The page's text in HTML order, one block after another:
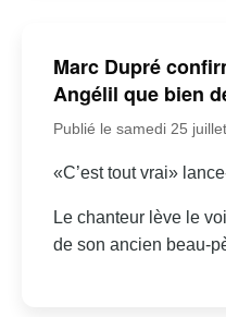
Marc Dupré
Angélil que bien
Publié le samedi 25
«C’est tout vrai»
Le chanteur lève le
de son ancien beau-